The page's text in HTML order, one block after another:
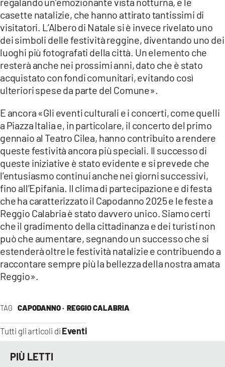
TAG CAPODANNO · REGGIO CALABRIA
Tutti gli articoli di Eventi
casette natalizie, che hanno attirato tantissimi di
visitatori. L’Albero di Natale si è invece rivelato uno
dei simboli delle festività reggine, diventando uno dei
luoghi più fotografati della città. Un elemento che
resterà anche nei prossimi anni, dato che è stato
acquistato con fondi comunitari, evitando così
ulteriori spese da parte del Comune».
E ancora «Gli eventi culturali e i concerti, come quelli
a Piazza Italia e, in particolare, il concerto del primo
gennaio al Teatro Cilea, hanno contribuito a rendere
queste festività ancora più speciali. Il successo di
queste iniziative è stato evidente e si prevede che
l’entusiasmo continui anche nei giorni successivi,
fino all’Epifania. Il clima di partecipazione e di festa
che ha caratterizzato il Capodanno 2025 e le feste a
Reggio Calabria è stato davvero unico. Siamo certi
che il gradimento della cittadinanza e dei turisti non
può che aumentare, segnando un successo che si
estenderà oltre le festività natalizie e contribuendo a
raccontare sempre più la bellezza della nostra amata
Reggio».
PIÙ LETTI